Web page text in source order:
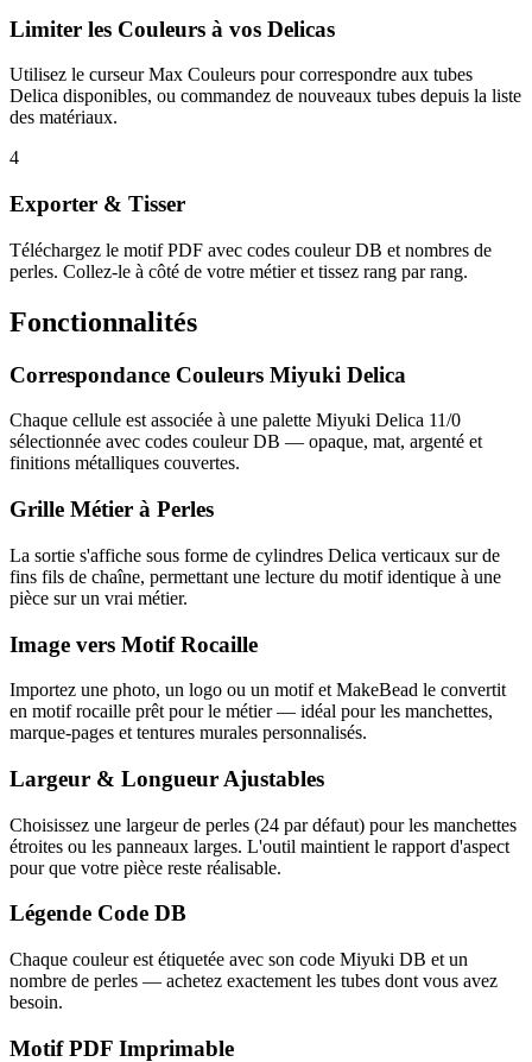
Limiter les Couleurs à vos Delicas
Utilisez le curseur Max Couleurs pour correspondre aux tubes
Delica disponibles, ou commandez de nouveaux tubes depuis la liste
des matériaux.
4
Exporter & Tisser
Téléchargez le motif PDF avec codes couleur DB et nombres de
perles. Collez-le à côté de votre métier et tissez rang par rang.
Fonctionnalités
Correspondance Couleurs Miyuki Delica
Chaque cellule est associée à une palette Miyuki Delica 11/0
sélectionnée avec codes couleur DB — opaque, mat, argenté et
finitions métalliques couvertes.
Grille Métier à Perles
La sortie s'affiche sous forme de cylindres Delica verticaux sur de
fins fils de chaîne, permettant une lecture du motif identique à une
pièce sur un vrai métier.
Image vers Motif Rocaille
Importez une photo, un logo ou un motif et MakeBead le convertit
en motif rocaille prêt pour le métier — idéal pour les manchettes,
marque-pages et tentures murales personnalisés.
Largeur & Longueur Ajustables
Choisissez une largeur de perles (24 par défaut) pour les manchettes
étroites ou les panneaux larges. L'outil maintient le rapport d'aspect
pour que votre pièce reste réalisable.
Légende Code DB
Chaque couleur est étiquetée avec son code Miyuki DB et un
nombre de perles — achetez exactement les tubes dont vous avez
besoin.
Motif PDF Imprimable